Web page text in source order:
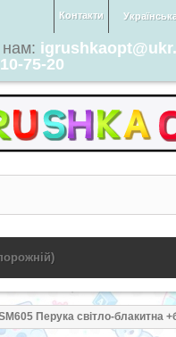
Українська
Контакти
75-20
Перука світло-блакитна